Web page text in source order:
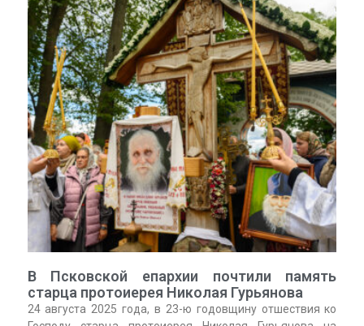
В Псковской епархии почтили память
старца протоиерея Николая Гурьянова
24 августа 2025 года, в 23-ю годовщину отшествия ко